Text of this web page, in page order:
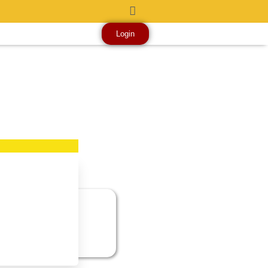
Login